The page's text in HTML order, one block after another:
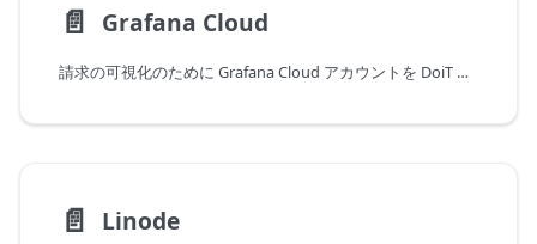
📄️ Grafana Cloud
請求の可視化のために Grafana Cloud アカウントを DoiT に接続します
📄️ Linode